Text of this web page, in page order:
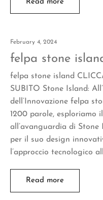
Read more
February 4, 2024
felpa stone
felpa stone island
SUBITO Stone Island:
dell’Innovazione felpa
1200 parole, esploriamo
all’avanguardia di
per il suo design
l’approccio tecnologico
Read more